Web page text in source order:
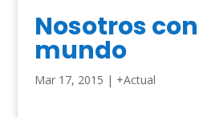
Nosotros
mundo
Mar 17, 2015 | +Actual